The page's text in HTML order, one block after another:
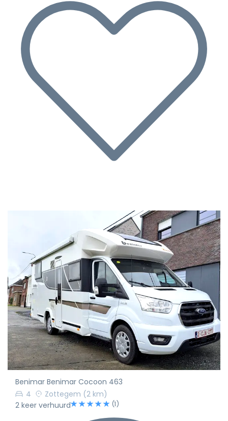
Benimar Benimar Cocoon 463
4
Zottegem (2 km)
2 keer verhuurd
(1)